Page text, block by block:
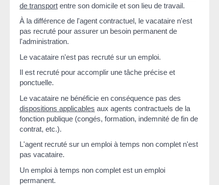
de transport entre son domicile et son lieu de travail.
À la différence de l'agent contractuel, le vacataire n'est
pas recruté pour assurer un besoin permanent de
l'administration.
Le vacataire n'est pas recruté sur un emploi.
Il est recruté pour accomplir une tâche précise et
ponctuelle.
Le vacataire ne bénéficie en conséquence pas des
dispositions applicables aux agents contractuels de la
fonction publique (congés, formation, indemnité de fin de
contrat, etc.).
L'agent recruté sur un emploi à temps non complet n'est
pas vacataire.
Un emploi à temps non complet est un emploi
permanent.